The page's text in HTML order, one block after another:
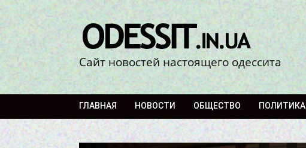
Сайт новостей настоящего одессита
ГЛАВНАЯ НОВОСТИ ОБЩЕСТВО ПОЛИТИКА